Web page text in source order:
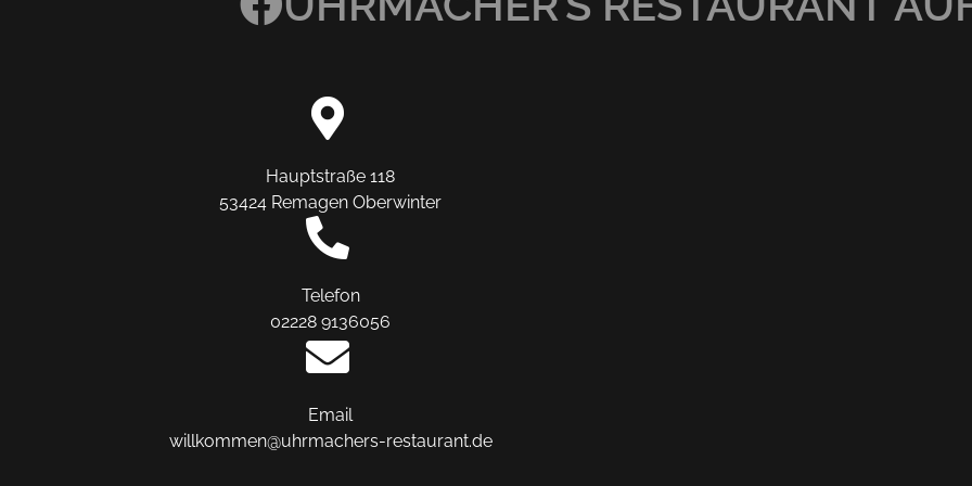
Hauptstraße 118
53424 Remagen Oberwinter
Telefon
02228 9136056
Email
willkommen@uhrmachers-restaurant.de